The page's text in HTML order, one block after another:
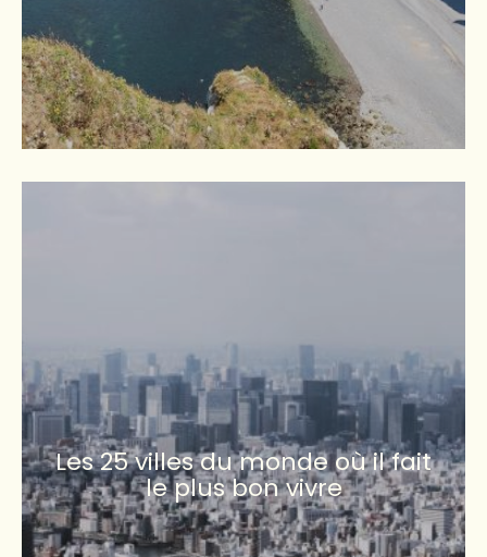
Les 25 villes du monde où il fait
le plus bon vivre